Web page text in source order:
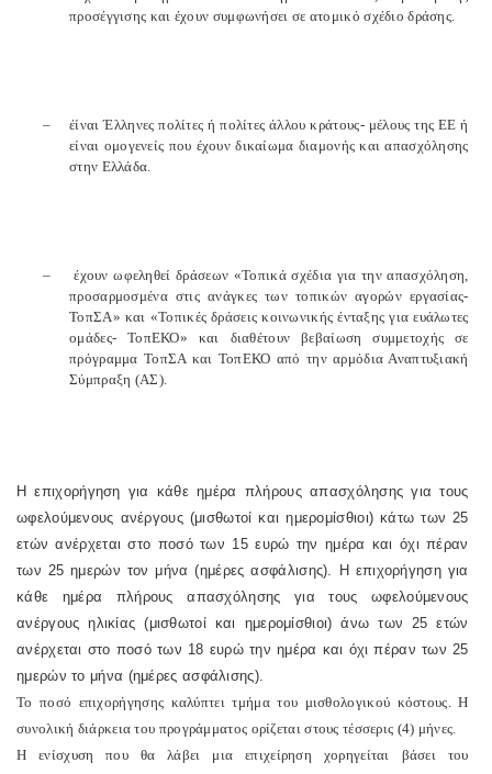
προσέγγισης και έχουν συμφωνήσει σε ατομικό σχέδιο δράσης.
–
έίναι Έλληνες πολίτες ή πολίτες άλλου κράτους- μέλους της ΕΕ ή
είναι ομογενείς που έχουν δικαίωμα διαμονής και απασχόλησης
στην Ελλάδα.
–
έχουν ωφεληθεί δράσεων «Τοπικά σχέδια για την απασχόληση,
προσαρμοσμένα στις ανάγκες των τοπικών αγορών εργασίας-
ΤοπΣΑ» και «Τοπικές δράσεις κοινωνικής ένταξης για ευάλωτες
ομάδες- ΤοπΕΚΟ» και διαθέτουν βεβαίωση συμμετοχής σε
πρόγραμμα ΤοπΣΑ και ΤοπΕΚΟ από την αρμόδια Αναπτυξιακή
Σύμπραξη (ΑΣ).
Η επιχορήγηση για κάθε ημέρα πλήρους απασχόλησης για τους
ωφελούμενους ανέργους (μισθωτοί και ημερομίσθιοι) κάτω των 25
ετών ανέρχεται στο ποσό των 15 ευρώ την ημέρα και όχι πέραν
των 25 ημερών τον μήνα (ημέρες ασφάλισης). Η επιχορήγηση για
κάθε ημέρα πλήρους απασχόλησης για τους ωφελούμενους
ανέργους ηλικίας (μισθωτοί και ημερομίσθιοι) άνω των 25 ετών
ανέρχεται στο ποσό των 18 ευρώ την ημέρα και όχι πέραν των 25
ημερών το μήνα (ημέρες ασφάλισης).
Το ποσό επιχορήγησης καλύπτει τμήμα του μισθολογικού κόστους. Η
συνολική διάρκεια του προγράμματος ορίζεται στους τέσσερις (4) μήνες.
Η ενίσχυση που θα λάβει μια επιχείρηση χορηγείται βάσει του